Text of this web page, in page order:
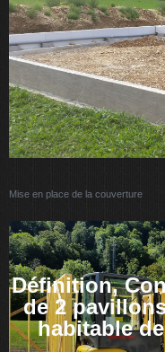
Mise en place de la couverture
Définition,
de 2
habitable